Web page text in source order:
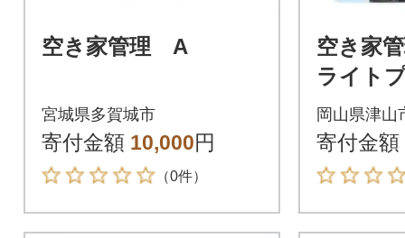
空き家管理 A
宮城県多賀城市
寄付金額 10,000円
（0件）
空き家
ライト
外】
岡山県津山
寄付金額